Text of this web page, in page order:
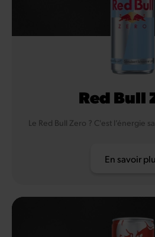
Red Bull
Le Red Bull Zero ? C'est l’énergie
En savoir